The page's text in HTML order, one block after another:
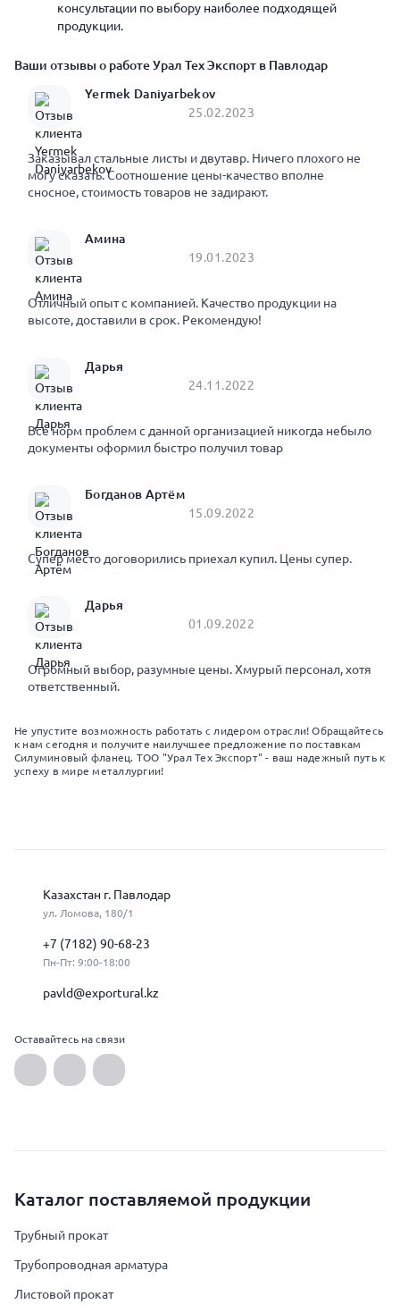
консультации по выбору наиболее подходящей
продукции.
Ваши отзывы о работе Урал Тех Экспорт в Павлодар
Yermek Daniyarbekov
25.02.2023
Заказывал стальные листы и двутавр. Ничего плохого не
могу сказать. Соотношение цены-качество вполне
сносное, стоимость товаров не задирают.
Амина
19.01.2023
Отличный опыт с компанией. Качество продукции на
высоте, доставили в срок. Рекомендую!
Дарья
24.11.2022
Все норм проблем с данной организацией никогда небыло
документы оформил быстро получил товар
Богданов Артём
15.09.2022
Супер место договорились приехал купил. Цены супер.
Дарья
01.09.2022
Огромный выбор, разумные цены. Хмурый персонал, хотя
ответственный.
Не упустите возможность работать с лидером отрасли! Обращайтесь
к нам сегодня и получите наилучшее предложение по поставкам
Силуминовый фланец. ТОО "Урал Тех Экспорт" - ваш надежный путь к
успеху в мире металлургии!
Казахстан г. Павлодар
ул. Ломова, 180/1
+7 (7182) 90-68-23
Пн-Пт: 9:00-18:00
pavld@exportural.kz
Оставайтесь на связи
Каталог поставляемой продукции
Трубный прокат
Трубопроводная арматура
Листовой прокат